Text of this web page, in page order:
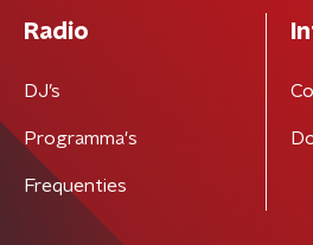
Radio
DJ’s
Programma's
Frequenties